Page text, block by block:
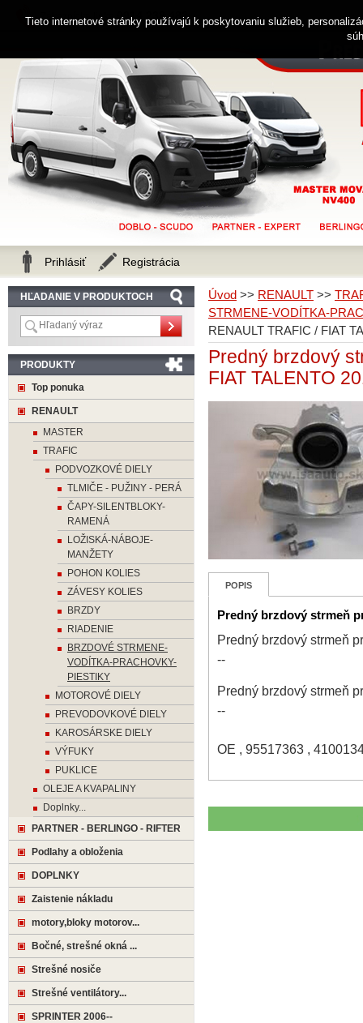
Úvod >> RENAULT >>
STRMENE-VODÍTKA-
RENAULT TRAFIC / FIAT
Predný brzdový
FIAT TALENTO
POPIS
Predný brzdový strmeň
Predný brzdový strmeň
--
Predný brzdový strmeň
--
OE , 95517363 ,
HĽADANIE V PRODUKTOCH
PRODUKTY
Top ponuka
RENAULT
MASTER
TRAFIC
PODVOZKOVÉ DIELY
TLMIČE - PUŽINY - PERÁ
ČAPY-SILENTBLOKY-
RAMENÁ
LOŽISKÁ-NÁBOJE-
MANŽETY
POHON KOLIES
ZÁVESY KOLIES
BRZDY
RIADENIE
BRZDOVÉ STRMENE-
VODÍTKA-PRACHOVKY-
PIESTIKY
MOTOROVÉ DIELY
PREVODOVKOVÉ DIELY
KAROSÁRSKE DIELY
VÝFUKY
PUKLICE
OLEJE A KVAPALINY
Doplnky...
PARTNER - BERLINGO - RIFTER
Podlahy a obloženia
DOPLNKY
Zaistenie nákladu
motory,bloky motorov...
Bočné, strešné okná ...
Strešné nosiče
Strešné ventilátory...
SPRINTER 2006--
Zákaznícka linka 0914 238 482
Prihlásiť Registrácia
Tieto internetové stránky používajú k poskytovaniu služieb,